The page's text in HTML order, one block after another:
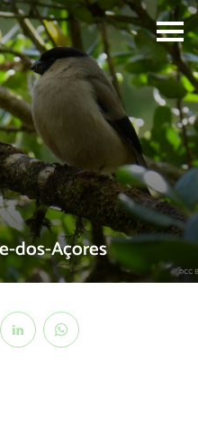
dos-Açores